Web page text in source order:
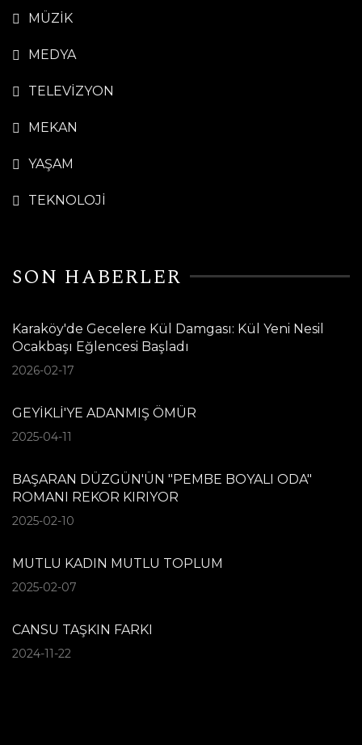
MÜZİK
MEDYA
TELEVİZYON
MEKAN
YAŞAM
TEKNOLOJİ
SON HABERLER
Karaköy'de Gecelere Kül Damgası: Kül Yeni Nesil
Ocakbaşı Eğlencesi Başladı
2026-02-17
GEYİKLİ'YE ADANMIŞ ÖMÜR
2025-04-11
BAŞARAN DÜZGÜN'ÜN "PEMBE BOYALI ODA"
ROMANI REKOR KIRIYOR
2025-02-10
MUTLU KADIN MUTLU TOPLUM
2025-02-07
CANSU TAŞKIN FARKI
2024-11-22